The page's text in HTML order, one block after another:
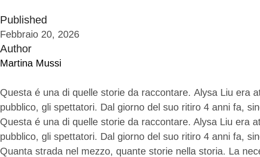
Published
Febbraio 20, 2026
Author
Martina Mussi
Questa é una di quelle storie da raccontare. Alysa Liu era
pubblico, gli spettatori. Dal giorno del suo ritiro 4 anni fa,
Questa é una di quelle storie da raccontare. Alysa Liu era
pubblico, gli spettatori. Dal giorno del suo ritiro 4 anni fa,
Quanta strada nel mezzo, quante storie nella storia. La